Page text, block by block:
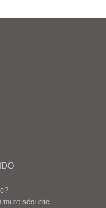
toute sécurite.